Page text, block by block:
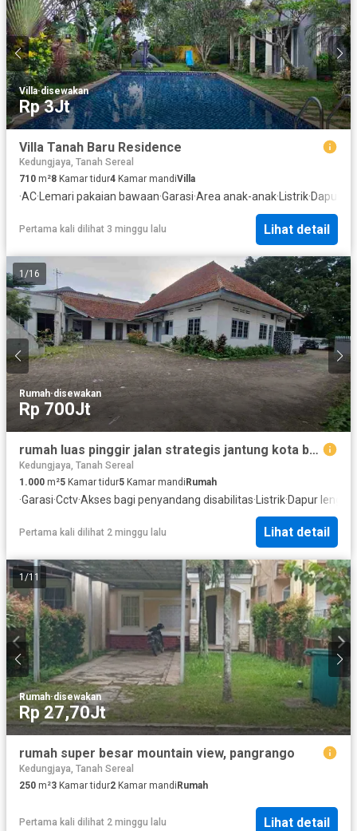
Villa·disewakan
Rp 3Jt
Villa Tanah Baru Residence
Kedungjaya, Tanah Sereal
710 m²8 Kamar tidur4 Kamar mandiVilla
·AC·Lemari pakaian bawaan·Garasi·Area anak-anak·Listrik·Dapur
Pertama kali dilihat 3 minggu lalu Lihat detail
1 /16
Rumah·disewakan
Rp 700Jt
rumah luas pinggir jalan strategis jantung kota bogor cocok usaha
Kedungjaya, Tanah Sereal
1.000 m²5 Kamar tidur5 Kamar mandi Rumah
·Garasi·Cctv·Akses bagi penyandang disabilitas· Listrik·Dapur
Pertama kali dilihat 2 minggu lalu Lihat detail
1/11
Rumah·disewakan
Rp 27,70Jt
rumah super besar mountain view, pangrango
Kedungjaya, Tanah Sereal
250 m²3 Kamar tidur2 Kamar mandiRumah
Pertama kali dilihat 2 minggu lalu Lihat detail